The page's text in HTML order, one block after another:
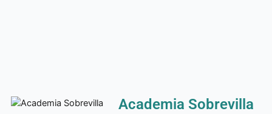
Academia Sobrevilla